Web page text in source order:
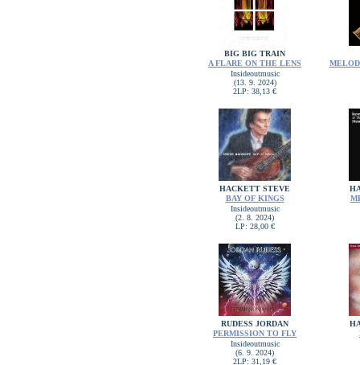
BIG BIG TRAIN
A FLARE ON THE LENS
Insideoutmusic
(13. 9. 2024)
2LP: 38,13 €
HACKETT STEVE
BAY OF KINGS
Insideoutmusic
(2. 8. 2024)
LP: 28,00 €
RUDESS JORDAN
PERMISSION TO FLY
Insideoutmusic
(6. 9. 2024)
2LP: 31,19 €